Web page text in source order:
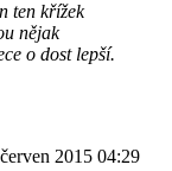
ten křížek
nějak
o dost lepší.
2015 04:29